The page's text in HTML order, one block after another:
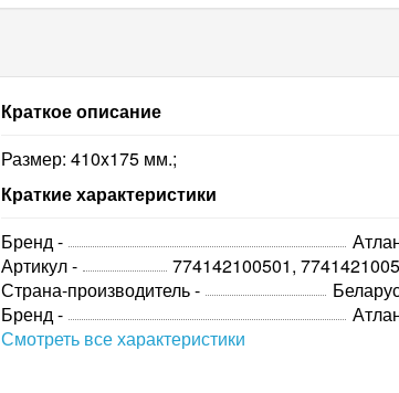
Краткое описание
Размер: 410x175 мм.;
Краткие характеристики
Бренд -
Артикул -
774142100501,
Страна-производитель -
Бренд -
Смотреть все характеристики